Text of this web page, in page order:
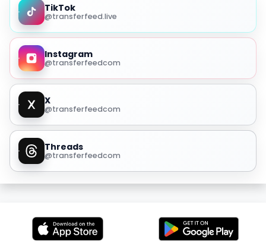
TikTok
@transferfeed.live
Instagram
@transferfeedcom
X
@transferfeedcom
Threads
@transferfeedcom